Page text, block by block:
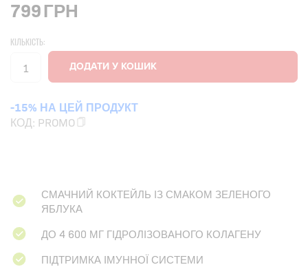
799ГРН
КІЛЬКІСТЬ:
-15% НА ЦЕЙ ПРОДУКТ
КОД: PROMO
СМАЧНИЙ КОКТЕЙЛЬ ІЗ СМАКОМ ЗЕЛЕНОГО
ЯБЛУКА
ДО 4 600 МГ ГІДРОЛІЗОВАНОГО КОЛАГЕНУ
ПІДТРИМКА ІМУННОЇ СИСТЕМИ